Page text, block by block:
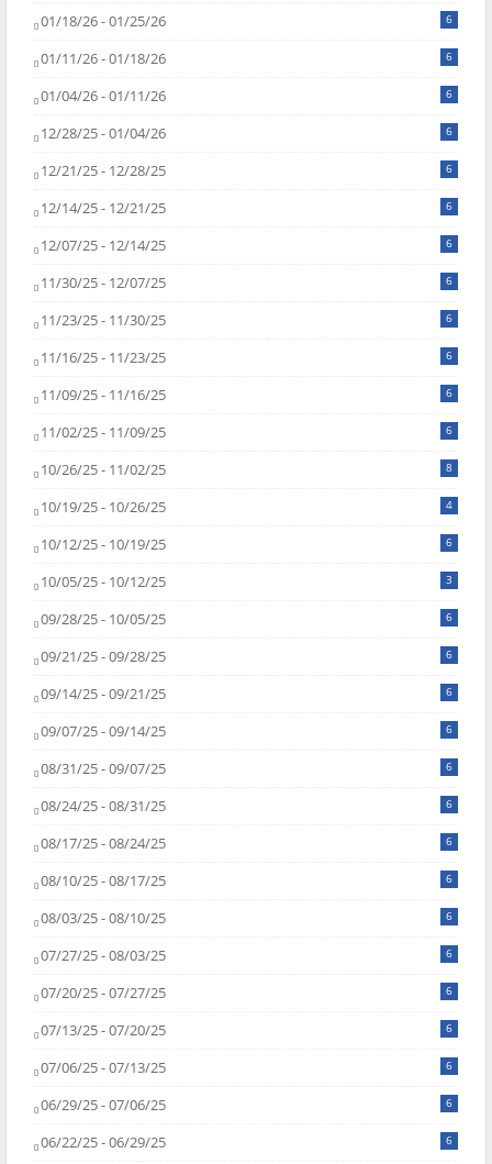
01/18/26 - 01/25/26 6
01/11/26 - 01/18/26 6
01/04/26 - 01/11/26 6
12/28/25 - 01/04/26 6
12/21/25 - 12/28/25 6
12/14/25 - 12/21/25 6
12/07/25 - 12/14/25 6
11/30/25 - 12/07/25 6
11/23/25 - 11/30/25 6
11/16/25 - 11/23/25 6
11/09/25 - 11/16/25 6
11/02/25 - 11/09/25 6
10/26/25 - 11/02/25 8
10/19/25 - 10/26/25 4
10/12/25 - 10/19/25 6
10/05/25 - 10/12/25 3
09/28/25 - 10/05/25 6
09/21/25 - 09/28/25 6
09/14/25 - 09/21/25 6
09/07/25 - 09/14/25 6
08/31/25 - 09/07/25 6
08/24/25 - 08/31/25 6
08/17/25 - 08/24/25 6
08/10/25 - 08/17/25 6
08/03/25 - 08/10/25 6
07/27/25 - 08/03/25 6
07/20/25 - 07/27/25 6
07/13/25 - 07/20/25 6
07/06/25 - 07/13/25 6
06/29/25 - 07/06/25 6
06/22/25 - 06/29/25 6